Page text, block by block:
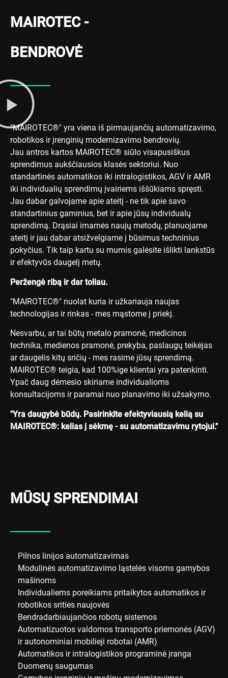
MAIROTEC -
BENDROVĖ
"MAIROTEC®" yra viena iš pirmaujančių automatizavimo,
robotikos ir įrenginių modernizavimo bendrovių.
Jau antros kartos MAIROTEC® siūlo visapusiškus
sprendimus aukščiausios klasės sektoriui. Nuo
standartinės automatikos iki intralogistikos, AGV ir AMR
iki individualių sprendimų įvairiems iššūkiams spręsti.
Jau dabar galvojame apie ateitį - ne tik apie savo
standartinius gaminius, bet ir apie jūsų individualų
sprendimą. Drąsiai imamės naujų metodų, planuojame
ateitį ir jau dabar atsižvelgiame į būsimus techninius
pokyčius. Tik taip kartu su mumis galėsite išlikti lankstūs
ir efektyvūs daugelį metų.
Peržengė ribą ir dar toliau.
"MAIROTEC®" nuolat kuria ir užkariauja naujas
technologijas ir rinkas - mes mąstome į priekį.
Nesvarbu, ar tai būtų metalo pramonė, medicinos
technika, medienos pramonė, prekyba, paslaugų teikėjas
ar daugelis kitų sričių - mes rasime jūsų sprendimą.
MAIROTEC® teigia, kad 100%ige klientai yra patenkinti.
Ypač daug dėmesio skiriame individualioms
konsultacijoms ir paramai nuo planavimo iki užsakymo.
"Yra daugybė būdų. Pasirinkite efektyviausią kelią su
MAIROTEC®: kelias į sėkmę - su automatizavimu rytojui."
MŪSŲ SPRENDIMAI
Pilnos linijos automatizavimas
Modulinės automatizavimo ląstelės visoms gamybos
mašinoms
Individualiems poreikiams pritaikytos automatikos ir
robotikos srities naujovės
Bendradarbiaujančios robotų sistemos
Automatizuotos valdomos transporto priemonės (AGV)
ir autonominiai mobilieji robotai (AMR)
Automatikos ir intralogistikos programinė įranga
Duomenų saugumas